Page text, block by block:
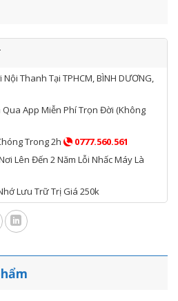
Thanh Tại TPHCM, BÌNH DƯƠNG,
Qua App Miễn Phí Trọn Đời (không
Trong 2h
0777.560.561
Lên Đến 2 Năm Lỗi Nhấc Máy Là
Lưu Trữ Trị Giá 250k